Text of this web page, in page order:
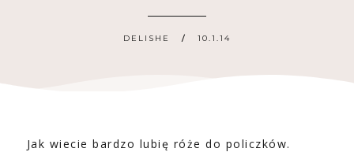
DELISHE 10.1.14
Jak wiecie bardzo lubię róże do policzków.